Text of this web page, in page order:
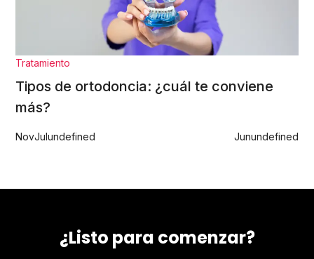
Tratamiento
Tipos de ortodoncia: ¿cuál te conviene
más?
NovJulundefined Junundefined
¿Listo para comenzar?